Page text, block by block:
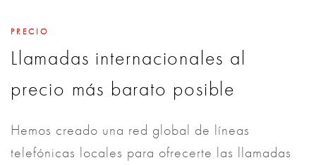
PRECIO
Llamadas internacionales al
precio más barato posible
Hemos creado una red global de líneas
telefónicas locales para ofrecerte las llamadas